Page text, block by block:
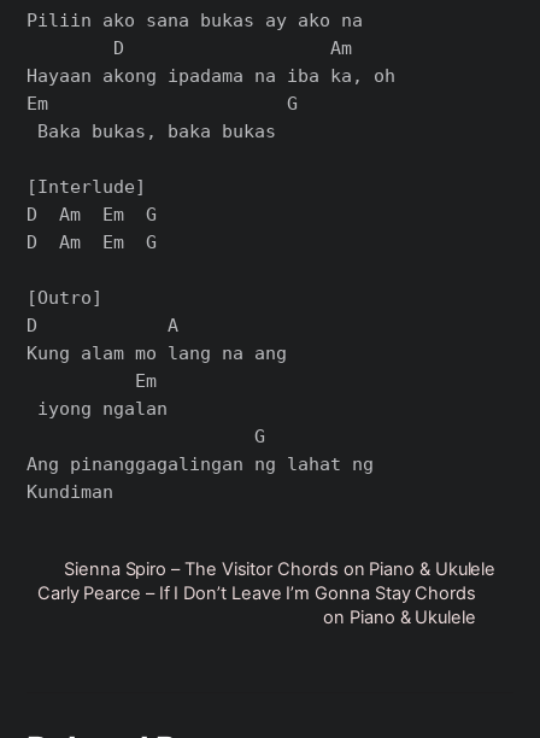
Piliin ako sana bukas ay ako na
        D                   Am
Hayaan akong ipadama na iba ka, oh
Em                      G
Baka bukas, baka bukas
[Interlude]
D  Am  Em  G
D  Am  Em  G
[Outro]
D            A
Kung alam mo lang na ang
          Em
iyong ngalan
                     G
Ang pinanggagalingan ng lahat ng
Sienna Spiro – The Visitor Chords on Piano & Ukulele
Carly Pearce – If I Don’t Leave I’m Gonna Stay Chords
on Piano & Ukulele